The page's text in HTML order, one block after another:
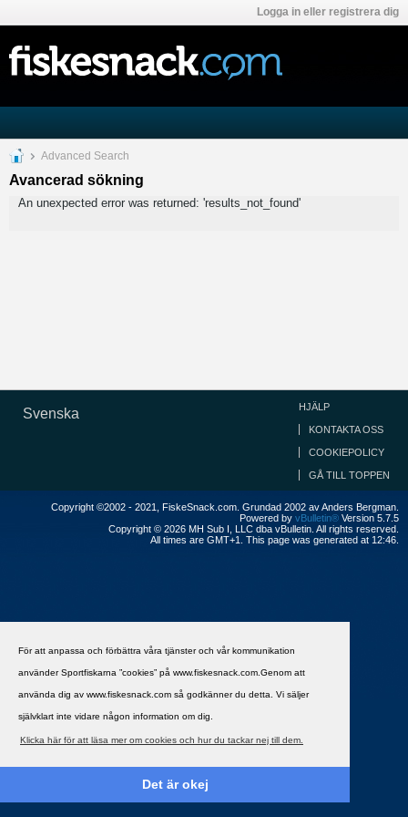
För att anpassa och förbättra våra tjänster och vår kommunikation
använder Sportfiskarna ”cookies” på www.fiskesnack.com.Genom att
använda dig av www.fiskesnack.com så godkänner du detta. Vi säljer
självklart inte vidare någon information om dig.
Klicka här för att läsa mer om cookies och hur du tackar nej till dem.
Det är okej
Logga in eller registrera dig
Advanced Search
Avancerad sökning
An unexpected error was returned: 'results_not_found'
Svenska HJÄLP
KONTAKTA OSS
COOKIEPOLICY
GÅ TILL TOPPEN
Copyright ©2002 - 2021, FiskeSnack.com. Grundad 2002 av Anders Bergman.
Powered by vBulletin® Version 5.7.5
Copyright © 2026 MH Sub I, LLC dba vBulletin. All rights reserved.
All times are GMT+1. This page was generated at 12:46.